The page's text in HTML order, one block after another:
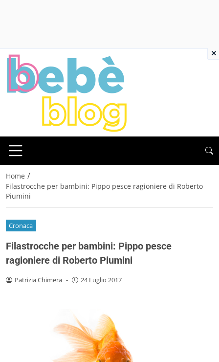
Home /
Filastrocche per bambini: Pippo pesce ragioniere di Roberto
Piumini
Cronaca
Filastrocche per bambini: Pippo pesce
ragioniere di Roberto Piumini
Patrizia Chimera - 24 Luglio 2017
×